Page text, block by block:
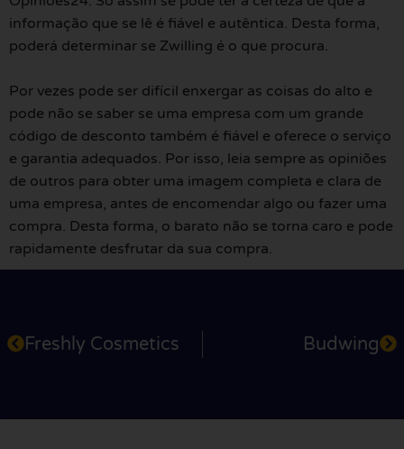
informação que se lê é fiável e autêntica. Desta forma,
poderá determinar se Zwilling é o que procura.
Por vezes pode ser difícil enxergar as coisas do alto e
pode não se saber se uma empresa com um grande
código de desconto também é fiável e oferece o serviço
e garantia adequados. Por isso, leia sempre as opiniões
de outros para obter uma imagem completa e clara de
uma empresa, antes de encomendar algo ou fazer uma
compra. Desta forma, o barato não se torna caro e pode
rapidamente desfrutar da sua compra.
Freshly Cosmetics Budwing